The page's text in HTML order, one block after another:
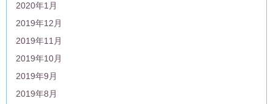
2020年1月
2019年12月
2019年11月
2019年10月
2019年9月
2019年8月